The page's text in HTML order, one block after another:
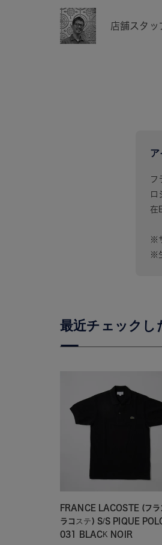
店舗スタッ
ア
フ
ロ
在
※
※
FRANCE LACOSTE (フラ
ラコステ) S/S PIQUE
031 BLACK NOIR